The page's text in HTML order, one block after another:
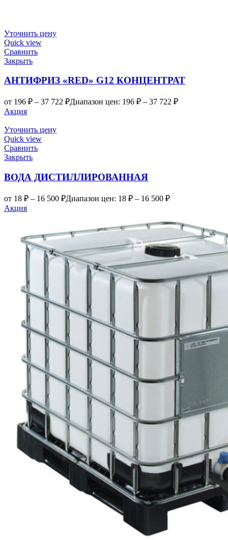
Уточнить цену
Quick view
Сравнить
Закрыть
АНТИФРИЗ «RED» G12 КОНЦЕНТРАТ
от 196 ₽ – 37 722 ₽Диапазон цен: 196 ₽ – 37 722 ₽
Акция
Уточнить цену
Quick view
Сравнить
Закрыть
ВОДА ДИСТИЛЛИРОВАННАЯ
от 18 ₽ – 16 500 ₽Диапазон цен: 18 ₽ – 16 500 ₽
Акция